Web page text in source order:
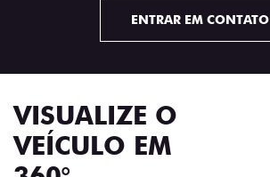
ENTRAR EM CONTATO
VISUALIZE O
VEÍCULO EM